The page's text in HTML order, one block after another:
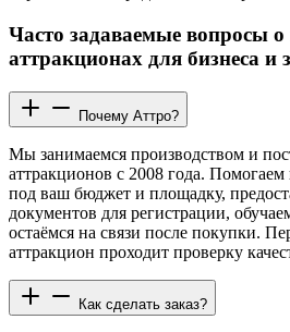
Часто задаваемые вопросы
аттракционах для бизнеса и
Почему Аттро?
Мы занимаемся производством и
аттракционов с 2008 года. Помогаем
под ваш бюджет и площадку,
документов для регистрации,
остаёмся на связи после покупки.
аттракцион проходит проверку
Как сделать заказ?